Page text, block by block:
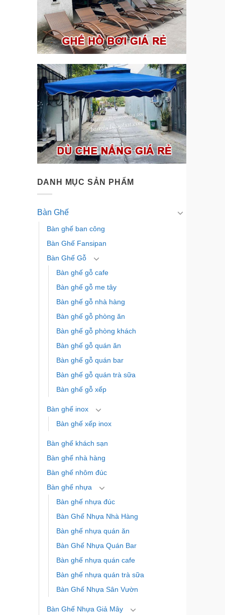
DANH MỤC SẢN PHẨM
Bàn Ghế
Bàn ghế ban công
Bàn Ghế Fansipan
Bàn Ghế Gỗ
Bàn ghế gỗ cafe
Bàn ghế gỗ me tây
Bàn ghế gỗ nhà hàng
Bàn ghế gỗ phòng ăn
Bàn ghế gỗ phòng khách
Bàn ghế gỗ quán ăn
Bàn ghế gỗ quán bar
Bàn ghế gỗ quán trà sữa
Bàn ghế gỗ xếp
Bàn ghế inox
Bàn ghế xếp inox
Bàn ghế khách sạn
Bàn ghế nhà hàng
Bàn ghế nhôm đúc
Bàn ghế nhựa
Bàn ghế nhựa đúc
Bàn Ghế Nhựa Nhà Hàng
Bàn ghế nhựa quán ăn
Bàn Ghế Nhựa Quán Bar
Bàn ghế nhựa quán cafe
Bàn ghế nhựa quán trà sữa
Bàn Ghế Nhựa Sân Vườn
Bàn Ghế Nhựa Giả Mây